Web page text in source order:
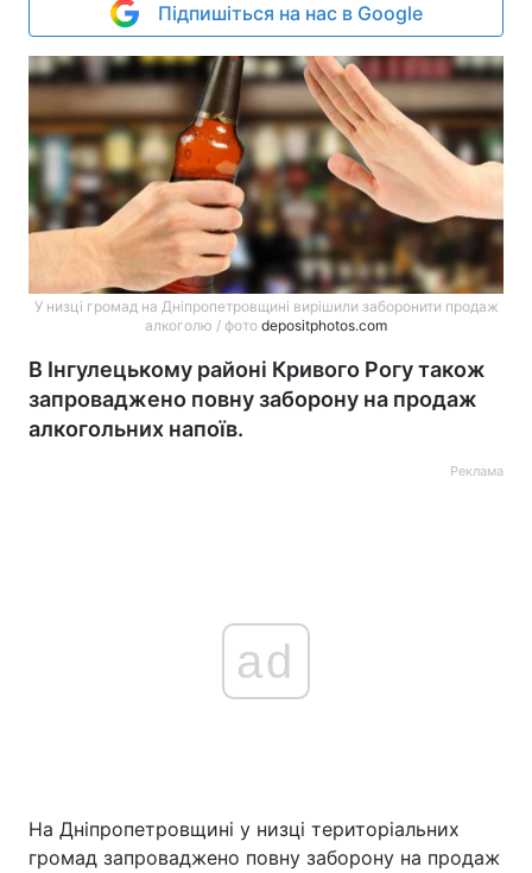
Підпишіться на нас в Google
У низці громад на Дніпропетровщині вирішили заборонити продаж
алкоголю / фото depositphotos.com
В Інгулецькому районі Кривого Рогу також
запроваджено повну заборону на продаж
алкогольних напоїв.
Реклама
ad
На Дніпропетровщині у низці територіальних
громад запроваджено повну заборону на продаж